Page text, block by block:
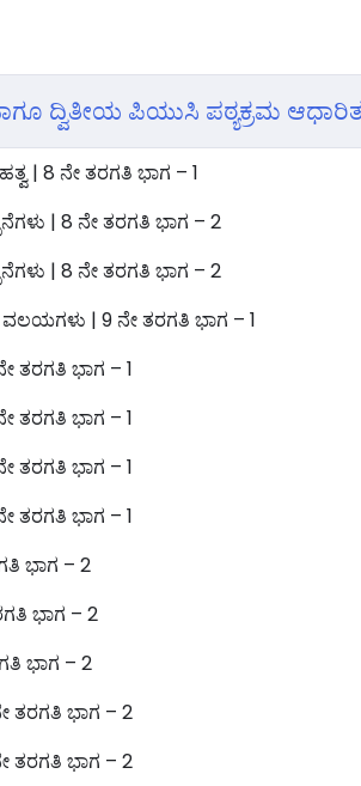
ದ್ವಿತೀಯ ಪಿಯುಸಿ ಪಠ್ಯಕ್ರಮ
| 8 ನೇ ತರಗತಿ ಭಾಗ – 1
| 8 ನೇ ತರಗತಿ ಭಾಗ – 2
| 8 ನೇ ತರಗತಿ ಭಾಗ – 2
| 9 ನೇ ತರಗತಿ ಭಾಗ – 1
ತರಗತಿ ಭಾಗ – 1
ತರಗತಿ ಭಾಗ – 1
ತರಗತಿ ಭಾಗ – 1
ತರಗತಿ ಭಾಗ – 1
ಭಾಗ – 2
ಭಾಗ – 2
ಭಾಗ – 2
ತರಗತಿ ಭಾಗ – 2
ತರಗತಿ ಭಾಗ – 2